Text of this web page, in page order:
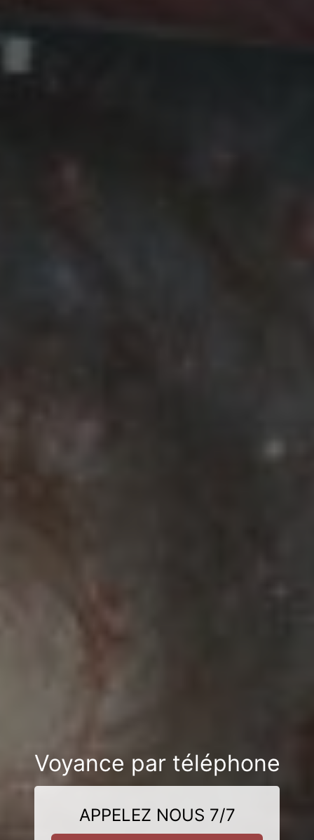
Voyance par téléphone
APPELEZ NOUS 7/7